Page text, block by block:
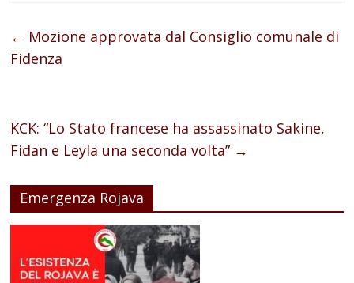
← Mozione approvata dal Consiglio comunale di
Fidenza
KCK: “Lo Stato francese ha assassinato Sakine,
Fidan e Leyla una seconda volta” →
Emergenza Rojava